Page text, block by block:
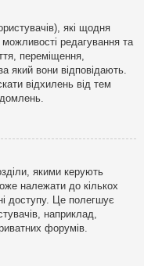
які щодня
редагування та
переміщення,
який вони відповідають.
відхилень від тем
якими керують
належати до кількох
доступу. Це полегшує
наприклад,
форумів.